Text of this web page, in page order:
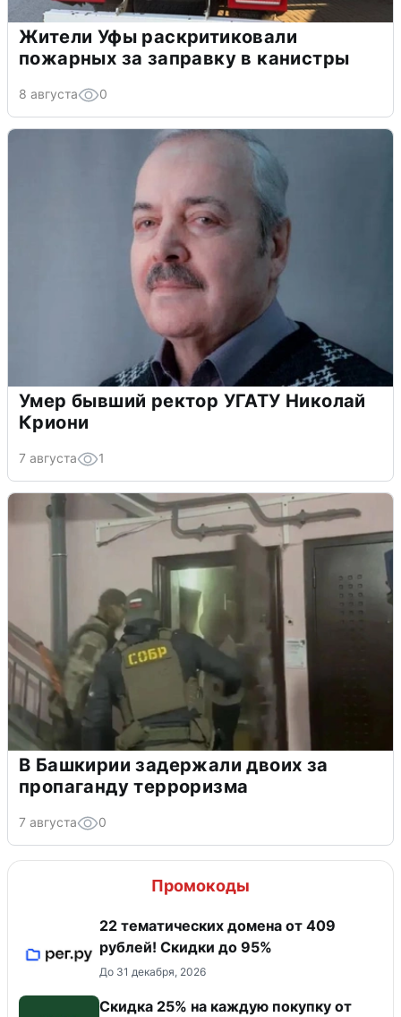
Жители Уфы раскритиковали
пожарных за заправку в канистры
8 августа 0
Умер бывший ректор УГАТУ Николай
Криони
7 августа 1
В Башкирии задержали двоих за
пропаганду терроризма
7 августа 0
Промокоды
22 тематических домена от 409
рублей! Скидки до 95%
До 31 декабря, 2026
Скидка 25% на каждую покупку от